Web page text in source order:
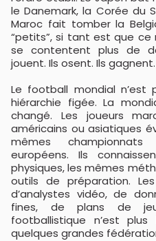
le Danemark, la Corée du
Maroc fait tomber la
“petits”, si tant est que
se contentent plus de
jouent. Ils osent. Ils gagnent.
Le football mondial n’est
hiérarchie figée. La
changé. Les joueurs
américains ou asiatiques
mêmes
européens. Ils
physiques, les mêmes
outils de préparation.
d’analystes vidéo, de
fines, de plans de
footballistique n’est
quelques grandes